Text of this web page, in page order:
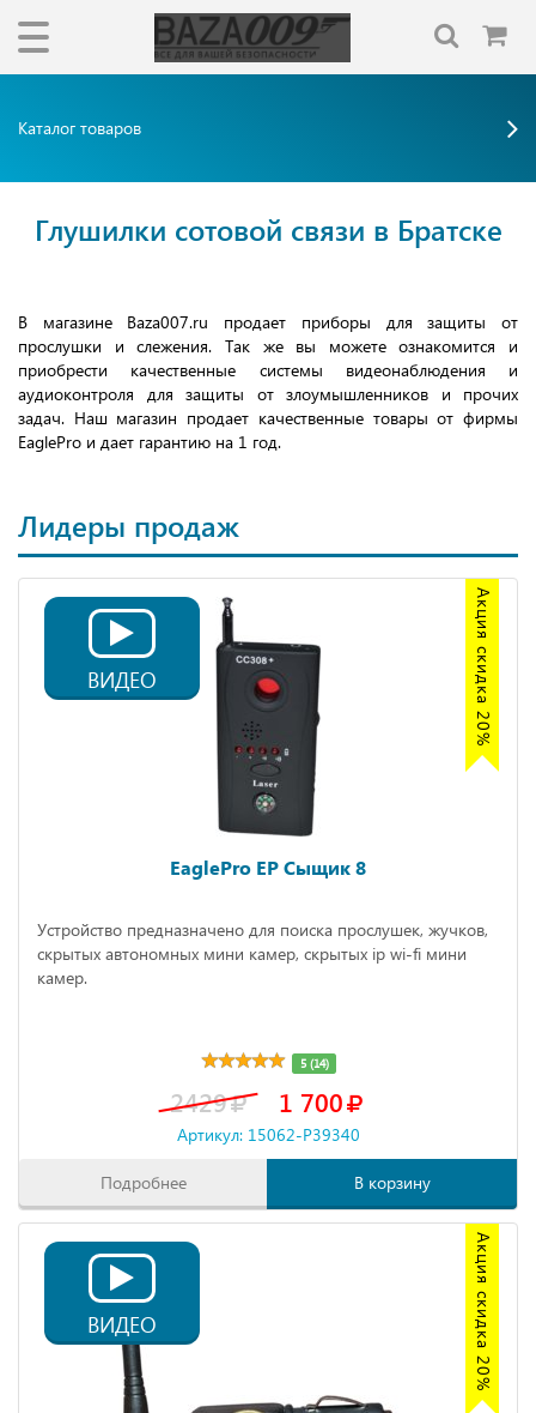
Каталог товаров
Глушилки сотовой связи в Братске
В магазине Baza007.ru продает приборы для защиты от
прослушки и слежения. Так же вы можете ознакомится и
приобрести качественные системы видеонаблюдения и
аудиоконтроля для защиты от злоумышленников и прочих
задач. Наш магазин продает качественные товары от фирмы
EaglePro и дает гарантию на 1 год.
Лидеры продаж
Акция скидка 20%
ВИДЕО
EaglePro EP Сыщик 8
Устройство предназначено для поиска прослушек, жучков,
скрытых автономных мини камер, скрытых ip wi-fi мини
камер.
5 (14)
2429 1 700
Артикул: 15062-P39340
Подробнее В корзину
Акция скидка 20%
ВИДЕО